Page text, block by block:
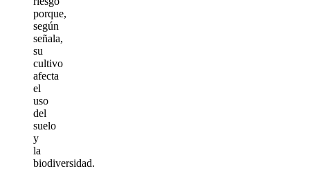
porque,
según
señala,
su
cultivo
afecta
el
uso
del
suelo
y
la
biodiversidad.